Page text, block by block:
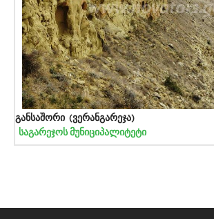
განსაშორი (ვერანგარეჯა)
საგარეჯოს მუნიციპალიტეტი